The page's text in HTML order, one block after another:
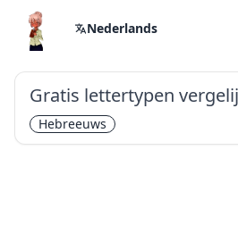
Nederlands
Gratis lettertypen
Hebreeuws